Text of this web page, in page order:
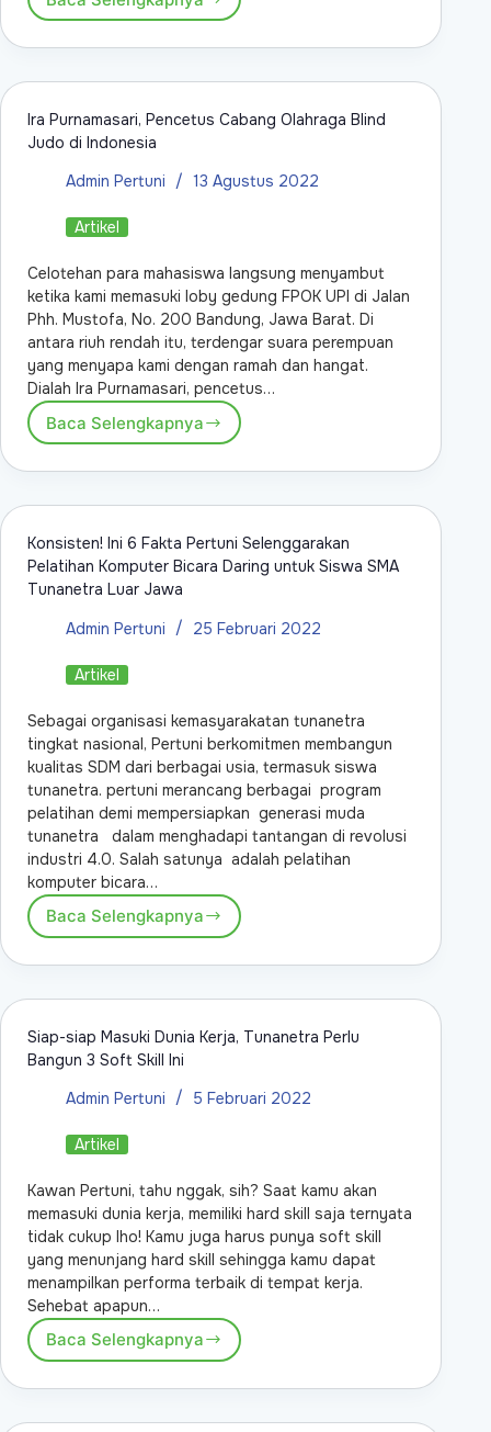
Ira Purnamasari, Pencetus Cabang Olahraga Blind
Judo di Indonesia
Admin Pertuni
13 Agustus 2022
Artikel
Celotehan para mahasiswa langsung menyambut
ketika kami memasuki loby gedung FPOK UPI di Jalan
Phh. Mustofa, No. 200 Bandung, Jawa Barat. Di
antara riuh rendah itu, terdengar suara perempuan
yang menyapa kami dengan ramah dan hangat.
Dialah Ira Purnamasari, pencetus…
Baca Selengkapnya
Konsisten! Ini 6 Fakta Pertuni Selenggarakan
Pelatihan Komputer Bicara Daring untuk Siswa SMA
Tunanetra Luar Jawa
Admin Pertuni
25 Februari 2022
Artikel
Sebagai organisasi kemasyarakatan tunanetra
tingkat nasional, Pertuni berkomitmen membangun
kualitas SDM dari berbagai usia, termasuk siswa
tunanetra. pertuni merancang berbagai program
pelatihan demi mempersiapkan generasi muda
tunanetra dalam menghadapi tantangan di revolusi
industri 4.0. Salah satunya adalah pelatihan
komputer bicara…
Baca Selengkapnya
Siap-siap Masuki Dunia Kerja, Tunanetra Perlu
Bangun 3 Soft Skill Ini
Admin Pertuni
5 Februari 2022
Artikel
Kawan Pertuni, tahu nggak, sih? Saat kamu akan
memasuki dunia kerja, memiliki hard skill saja ternyata
tidak cukup lho! Kamu juga harus punya soft skill
yang menunjang hard skill sehingga kamu dapat
menampilkan performa terbaik di tempat kerja.
Sehebat apapun…
Baca Selengkapnya